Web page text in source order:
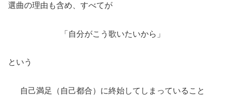
選曲の理由も含め、すべてが
「自分がこう歌いたいから」
という
自己満足（自己都合）に終始してしまっていること